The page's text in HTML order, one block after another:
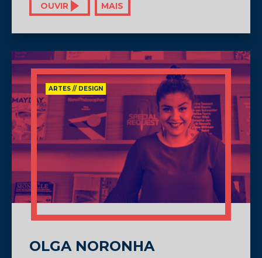
OUVIR MAIS
ARTES // DESIGN
OLGA NORONHA